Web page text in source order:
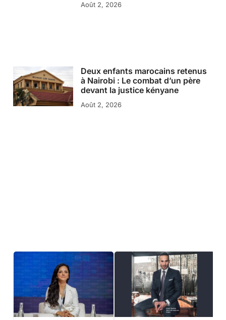
Août 2, 2026
Deux enfants marocains retenus
à Nairobi : Le combat d’un père
devant la justice kényane
Août 2, 2026